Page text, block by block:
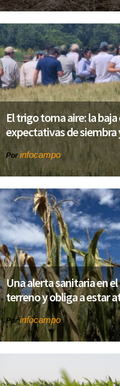
El trigo toma aire: la
expectativas de
Por infocampo
Una alerta sanitaria en
terreno y obliga a estar
Porinfocampo